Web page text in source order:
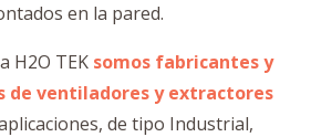
en la pared.
H2O TEK somos fabricantes y
de ventiladores y extractores
de tipo Industrial,